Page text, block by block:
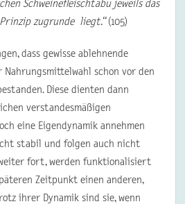
Schweinefleischtabu jeweils das
zugrunde liegt.“(105)
dass gewisse ablehnende
Nahrungsmittelwahl schon vor den
Diese dienten dann
verstandesmäßigen
eine Eigendynamik annehmen
stabil und folgen auch nicht
fort, werden funktionalisiert
Zeitpunkt einen anderen,
ihrer Dynamik sind sie, wenn